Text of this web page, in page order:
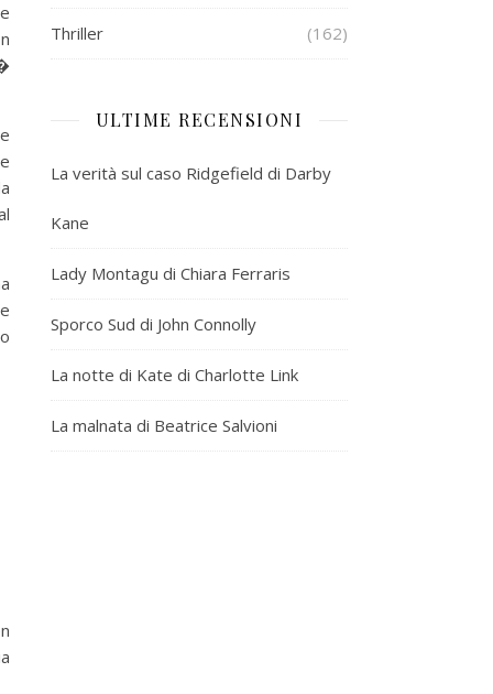
Thriller (162)
ULTIME RECENSIONI
La verità sul caso Ridgefield di Darby
Kane
Lady Montagu di Chiara Ferraris
Sporco Sud di John Connolly
La notte di Kate di Charlotte Link
La malnata di Beatrice Salvioni